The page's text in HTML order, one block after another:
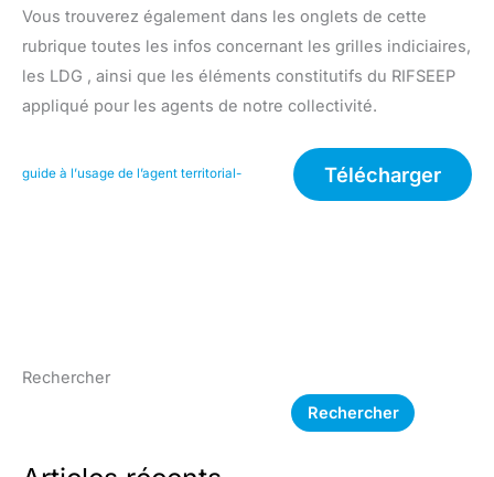
Vous trouverez également dans les onglets de cette
rubrique toutes les infos concernant les grilles indiciaires,
les LDG , ainsi que les éléments constitutifs du RIFSEEP
appliqué pour les agents de notre collectivité.
guide à l’usage de l’agent territorial- Télécharger
Rechercher
Rechercher